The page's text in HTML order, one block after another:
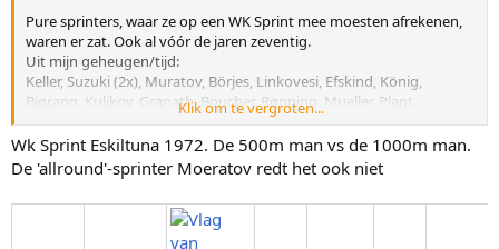
Pure sprinters, waar ze op een WK Sprint mee moesten afrekenen,
waren er zat. Ook al vóór de jaren zeventig.
Uit mijn geheugen/tijd:
Keller, Suzuki (2x), Muratov, Börjes, Linkovesi, Efskind, König,
Bjørang, Kulikov, Granath, Boucher, Rønning, Mueller, Plant,
Sommige meer 500m rijders, andere meer 1000m rijders (die soms
ook een goede 1500m konden rijden).
Schenk was de allrounder die met een goede 1000m een keer WK
Sprint brons haalde, Heiden was de alleskunner.
Klik om te vergroten...
Wk Sprint Eskiltuna 1972. De 500m man vs de 1000m man.
De 'allround'-sprinter Moeratov redt het ook niet